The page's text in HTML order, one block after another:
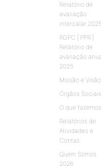
Relatório de
avaliação
intercalar 2025
RGPC | PPR |
Relatório de
avaliação
2025
Missão e Visão
Órgãos Sociais
O que fazemos
Relatórios de
Atividades e
Contas
Quem Somos
2026